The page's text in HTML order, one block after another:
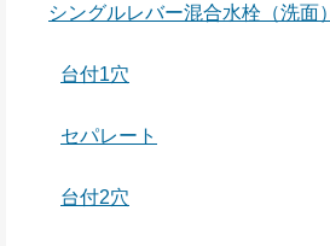
シングルレバー混合水栓（洗面）
台付1穴
セパレート
台付2穴